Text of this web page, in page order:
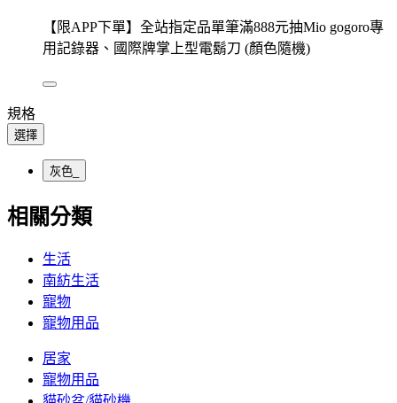
【限APP下單】全站指定品單筆滿888元抽Mio gogoro專
用記錄器、國際牌掌上型電鬍刀 (顏色隨機)
規格
選擇
灰色_
相關分類
生活
南紡生活
寵物
寵物用品
居家
寵物用品